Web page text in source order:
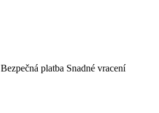
Bezpečná platba Snadné vracení